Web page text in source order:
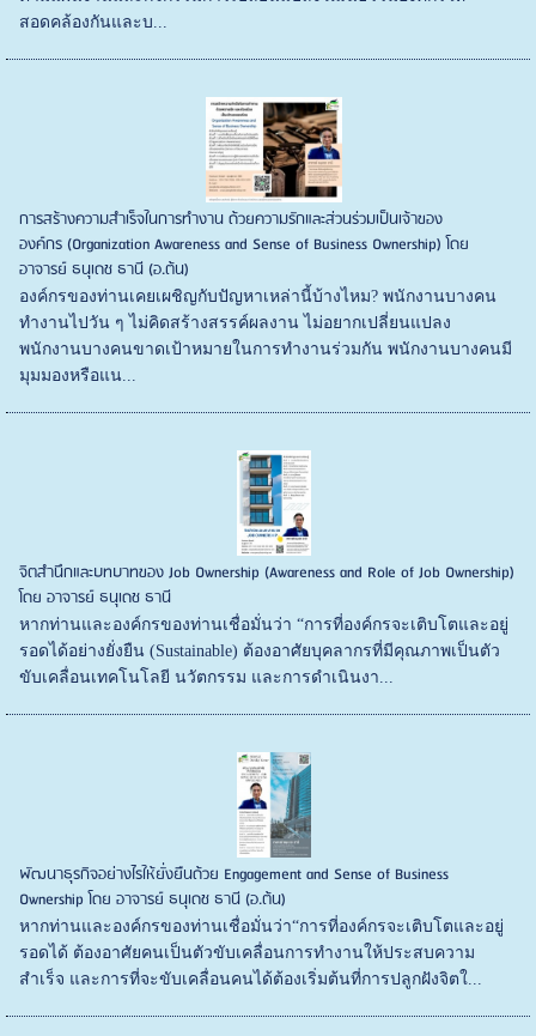
สอดคล้องกันและบ...
การสร้างความสำเร็จในการทำงาน ด้วยความรักและส่วนร่วมเป็นเจ้าของ
องค์กร (Organization Awareness and Sense of Business Ownership) โดย
อาจารย์ ธนุเดช ธานี (อ.ต้น)
องค์กรของท่านเคยเผชิญกับปัญหาเหล่านี้บ้างไหม? พนักงานบางคน
ทำงานไปวัน ๆ ไม่คิดสร้างสรรค์ผลงาน ไม่อยากเปลี่ยนแปลง
พนักงานบางคนขาดเป้าหมายในการทำงานร่วมกัน พนักงานบางคนมี
มุมมองหรือแน...
จิตสำนึกและบทบาทของ Job Ownership (Awareness and Role of Job Ownership)
โดย อาจารย์ ธนุเดช ธานี
หากท่านและองค์กรของท่านเชื่อมั่นว่า “การที่องค์กรจะเติบโตและอยู่
รอดได้อย่างยั่งยืน (Sustainable) ต้องอาศัยบุคลากรที่มีคุณภาพเป็นตัว
ขับเคลื่อนเทคโนโลยี นวัตกรรม และการดำเนินงา...
พัฒนาธุรกิจอย่างไรให้ยั่งยืนด้วย Engagement and Sense of Business
Ownership โดย อาจารย์ ธนุเดช ธานี (อ.ต้น)
หากท่านและองค์กรของท่านเชื่อมั่นว่า“การที่องค์กรจะเติบโตและอยู่
รอดได้ ต้องอาศัยคนเป็นตัวขับเคลื่อนการทำงานให้ประสบความ
สำเร็จ และการที่จะขับเคลื่อนคนได้ต้องเริ่มต้นที่การปลูกฝังจิตใ...